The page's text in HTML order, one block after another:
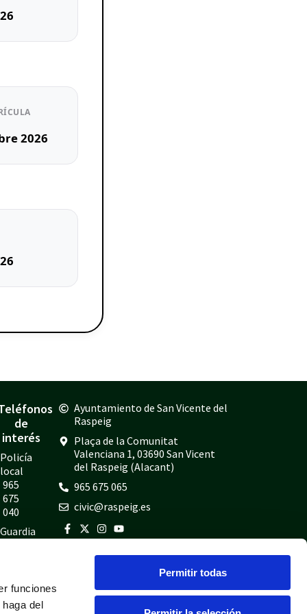
funciones
del
Permitir todas
2026
de
interés
Policía
local
965
675
040
Guardia
814
Bomberos
Ayuntamiento de San Vicente del
Raspeig
Plaça de la Comunitat
Valenciana 1, 03690 San Vicent
del Raspeig (Alacant)
965 675 065
civic@raspeig.es